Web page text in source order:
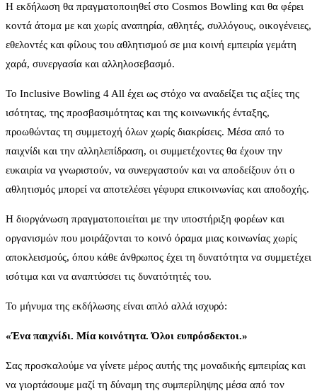
Η εκδήλωση θα πραγματοποιηθεί στο Cosmos Bowling και θα φέρει
κοντά άτομα με και χωρίς αναπηρία, αθλητές, συλλόγους, οικογένειες,
εθελοντές και φίλους του αθλητισμού σε μια κοινή εμπειρία γεμάτη
χαρά, συνεργασία και αλληλοσεβασμό.
Το Inclusive Bowling 4 All έχει ως στόχο να αναδείξει τις αξίες της
ισότητας, της προσβασιμότητας και της κοινωνικής ένταξης,
προωθώντας τη συμμετοχή όλων χωρίς διακρίσεις. Μέσα από το
παιχνίδι και την αλληλεπίδραση, οι συμμετέχοντες θα έχουν την
ευκαιρία να γνωριστούν, να συνεργαστούν και να αποδείξουν ότι ο
αθλητισμός μπορεί να αποτελέσει γέφυρα επικοινωνίας και αποδοχής.
Η διοργάνωση πραγματοποιείται με την υποστήριξη φορέων και
οργανισμών που μοιράζονται το κοινό όραμα μιας κοινωνίας χωρίς
αποκλεισμούς, όπου κάθε άνθρωπος έχει τη δυνατότητα να συμμετέχει
ισότιμα και να αναπτύσσει τις δυνατότητές του.
Το μήνυμα της εκδήλωσης είναι απλό αλλά ισχυρό:
«Ένα παιχνίδι. Μία κοινότητα. Όλοι ευπρόσδεκτοι.»
Σας προσκαλούμε να γίνετε μέρος αυτής της μοναδικής εμπειρίας και
να γιορτάσουμε μαζί τη δύναμη της συμπερίληψης μέσα από τον